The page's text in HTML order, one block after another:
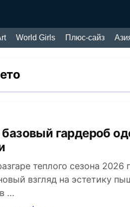
World Girls Плюс-сайз
теплого сезона 2026
взгляд на эстетику
...